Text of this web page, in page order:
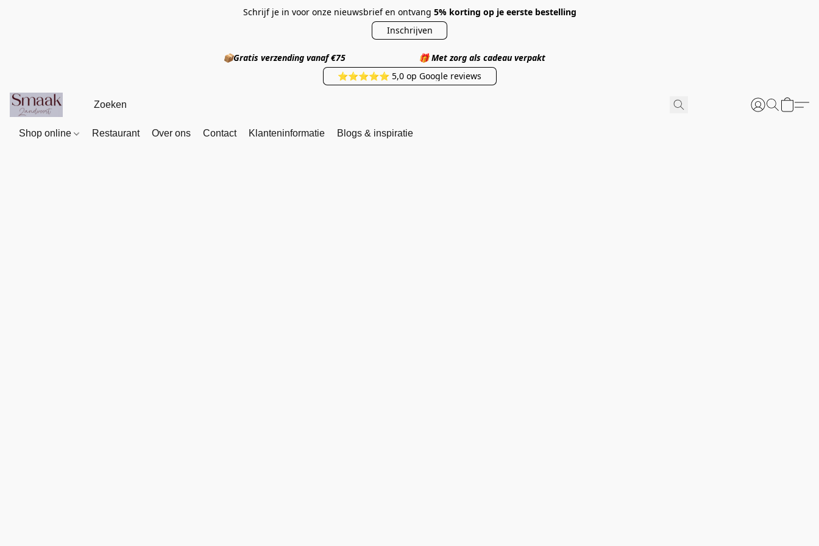
Schrijf je in voor onze nieuwsbrief en ontvang 5% korting op je eerste bestelling
Inschrijven
📦Gratis verzending vanaf €75 🎁Met zorg als cadeau verpakt
⭐⭐⭐⭐⭐ 5,0 op Google reviews
Shop online Restaurant Over ons Contact Klanteninformatie Blogs & inspiratie